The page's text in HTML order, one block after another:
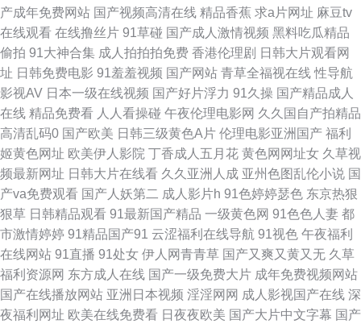
色品影院 久久草草爱 亚洲乱轮小说网站 91久久久 人人妻人人视频 影音先锋
欧美专区 俺也去色色 欧美日性 91社区在线视频 少妇黑森林 福利电影导航
在线成人av伦理 日韩肏屄视频 综合色图 国产三级片在线看 欧美18区 国产午
夜在线 福利导航入口 无码成人影音先锋 人妖色情社区 色网57 深夜福利导航
站 午夜剧场性爱一 久久这里有精品 一本道ab在线 www91视频 91黑丝后入
在线观看免费国产 97草草 TS国产网站 91黑丝后入 www日日干 熟妇tv操 激
情福利社 91影音 青青青操 九九福利影院 欧美恋足福利 精品3d动漫一区 韩
国自拍三及片 九一视频 wwwcom色网 日本午夜精华 欧美激eyy 福利撸撸导
产成年免费网站 国产视频高清在线 精品香蕉 求a片网址 麻豆tv
在线观看 在线撸丝片 91草碰 国产成人激情视频 黑料吃瓜精品
偷拍 91大神合集 成人拍拍拍免费 香港伦理剧 日韩大片观看网
址 日韩免费电影 91羞羞视频 国产网站 青草全福视在线 性导航
影视AV 日本一级在线视频 国产好片浮力 91久操 国产精品成人
在线 精品免费看 人人看操碰 午夜伦理电影网 久久国自产拍精品
高清乱码0 国产欧美 日韩三级黄色A片 伦理电影亚洲国产 福利
姬黄色网址 欧美伊人影院 丁香成人五月花 黄色网网址女 久草视
频最新网址 日韩大片在线看 久久亚洲人成 亚州色图乱伦小说 国
产va免费观看 国产人妖第二 成人影片h 91色婷婷瑟色 东京热狠
狠草 日韩精品观看 91最新国产精品 一级黄色网 91色色人妻 都
市激情婷婷 91精品国产91 云涩福利在线导航 91视色 午夜福利
在线网站 91直播 91处女 伊人网青青草 国产又爽又黄又无 久草
福利资源网 东方成人在线 国产一级免费大片 成年免费视频网站
国产在线播放网站 亚洲日本视频 淫淫网网 成人影视国产在线 深
夜福利网址 欧美在线免费看 日夜夜欧美 国产大片中文字幕 国产